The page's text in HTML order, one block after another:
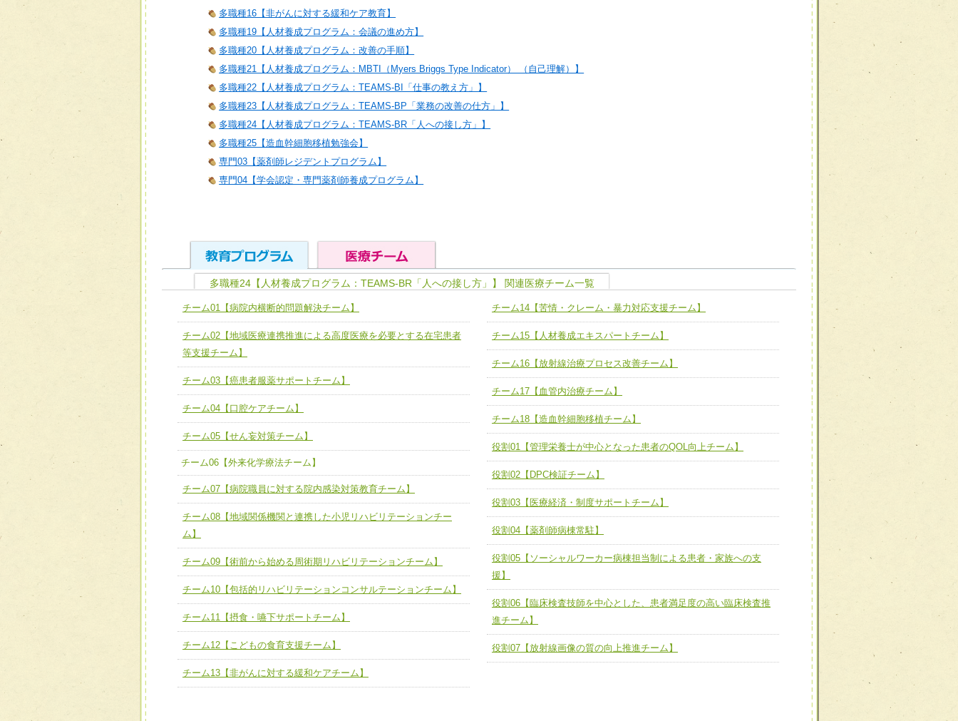
多職種16【非がんに対する緩和ケア教育】
多職種19【人材養成プログラム：会議の進め方】
多職種20【人材養成プログラム：改善の手順】
多職種21【人材養成プログラム：MBTI（Myers Briggs Type Indicator） （自己理解）】
多職種22【人材養成プログラム：TEAMS-BI「仕事の教え方」】
多職種23【人材養成プログラム：TEAMS-BP「業務の改善の仕方」】
多職種24【人材養成プログラム：TEAMS-BR「人への接し方」】
多職種25【造血幹細胞移植勉強会】
専門03【薬剤師レジデントプログラム】
専門04【学会認定・専門薬剤師養成プログラム】
ユニット１ 医療人としての基礎能力
全人的医療を実践する医療人として、必要な基礎能力を身につ
ける
必要に応じて柔軟に医療チームを組織し、強調できる
ユニット３ 多職種連携力
他職種の視点とスキルを学び、相互理解と連携を深める
ユニット４ 専門能力拡大・向上
各職種のスキルを拡大・向上させ、新たな可能性を広げる
人材養成のためのマネジメントおよび効果的な指導ができる
チーム01【病院内横断的問題解決チーム】
チーム02【地域医療連携推進による高度医療を必要とする在
宅患者等支援チーム】
チーム05【せん妄対策チーム】
チーム06【外来化学療法チーム】
チーム07【病院職員に対する院内感染対策教育チーム】
チーム08【地域関係機関と連携した小児リハビリテーション
チーム09【術前から始める周術期リハビリテーションチー
ム】
チーム10【包括的リハビリテーションコンサルテーションチ
ーム】
チーム11【摂食・嚥下サポートチーム】
チーム12【こどもの食育支援チーム】
チーム14【苦情・クレーム・暴力対応支援チーム】
チーム15【人材養成エキスパートチーム】
チーム18【造血幹細胞移植チーム】
役割01【管理栄養士が中心となった患者のQOL向上チーム】
役割02【DPC検証チーム】
役割03【医療経済・制度サポートチーム】
役割04【薬剤師病棟常駐】
役割05【ソーシャルワーカー病棟担当制による患者・家族へ
の支援】
役割06【臨床検査技師を中心とした、患者満足度の高い臨床
検査推進チーム】
多職種24【人材養成プログラム：TEAMS-BR「人への接し方」】 関連医療チーム一覧
チーム01【病院内横断的問題解決チーム】
チーム02【地域医療連携推進による高度医療を必要とする在宅患者
等支援チーム】
チーム03【癌患者服薬サポートチーム】
チーム04【口腔ケアチーム】
チーム05【せん妄対策チーム】
チーム06【外来化学療法チーム】
チーム07【病院職員に対する院内感染対策教育チーム】
チーム08【地域関係機関と連携した小児リハビリテーションチー
ム】
チーム09【術前から始める周術期リハビリテーションチーム】
チーム10【包括的リハビリテーションコンサルテーションチーム】
チーム11【摂食・嚥下サポートチーム】
チーム12【こどもの食育支援チーム】
チーム13【非がんに対する緩和ケアチーム】
チーム14【苦情・クレーム・暴力対応支援チーム】
チーム15【人材養成エキスパートチーム】
チーム16【放射線治療プロセス改善チーム】
チーム17【血管内治療チーム】
チーム18【造血幹細胞移植チーム】
役割01【管理栄養士が中心となった患者のQOL向上チーム】
役割02【DPC検証チーム】
役割03【医療経済・制度サポートチーム】
役割04【薬剤師病棟常駐】
役割05【ソーシャルワーカー病棟担当制による患者・家族への支
援】
役割06【臨床検査技師を中心とした、患者満足度の高い臨床検査推
進チーム】
役割07【放射線画像の質の向上推進チーム】